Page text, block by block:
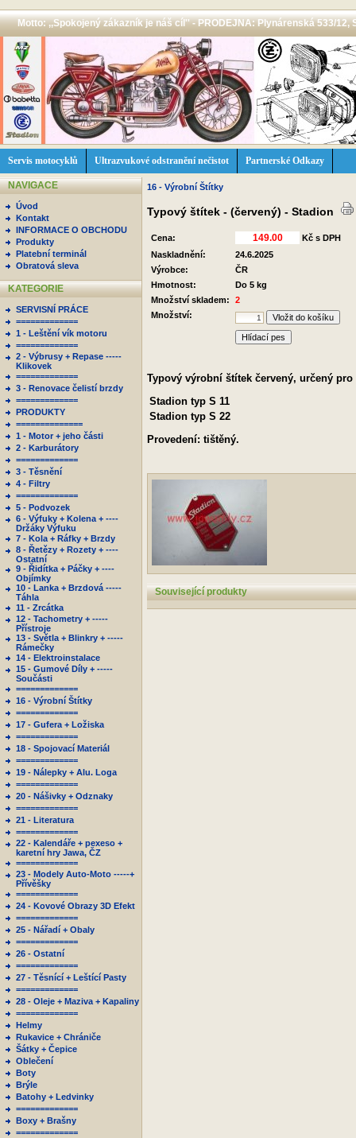
Motto: ,,Spokojený zákazník je náš cíl'' - PRODEJNA: Plynárenská 533/12,
Servis motocyklů Ultrazvukové odstranění nečistot Partnerské Odkazy
NAVIGACE
Úvod
Kontakt
INFORMACE O OBCHODU
Produkty
Platební terminál
Obratová sleva
KATEGORIE
SERVISNÍ PRÁCE
=============
1 - Leštění vík motoru
=============
2 - Výbrusy + Repase -----
Klikovek
=============
3 - Renovace čelistí brzdy
=============
PRODUKTY
==============
1 - Motor + jeho části
2 - Karburátory
=============
3 - Těsnění
4 - Filtry
=============
5 - Podvozek
6 - Výfuky + Kolena + ----
Držáky Výfuku
7 - Kola + Ráfky + Brzdy
8 - Řetězy + Rozety + ----
Ostatní
9 - Řidítka + Páčky + ----
Objímky
10 - Lanka + Brzdová -----
Táhla
11 - Zrcátka
12 - Tachometry + -----
Přístroje
13 - Světla + Blinkry + -----
Rámečky
14 - Elektroinstalace
15 - Gumové Díly + -----
Součásti
=============
16 - Výrobní Štítky
=============
17 - Gufera + Ložiska
=============
18 - Spojovací Materiál
=============
19 - Nálepky + Alu. Loga
=============
20 - Nášivky + Odznaky
=============
21 - Literatura
=============
22 - Kalendáře + pexeso +
karetní hry Jawa, ČZ
=============
23 - Modely Auto-Moto -----+
Přívěšky
=============
24 - Kovové Obrazy 3D Efekt
=============
25 - Nářadí + Obaly
=============
26 - Ostatní
=============
27 - Těsnící + Leštící Pasty
=============
28 - Oleje + Maziva + Kapaliny
=============
Helmy
Rukavice + Chrániče
Šátky + Čepice
Oblečení
Boty
Brýle
Batohy + Ledvinky
=============
Boxy + Brašny
=============
16 - Výrobní Štítky
Typový štítek - (červený) - Stadion
Cena:
Kč s DPH
Naskladnění:
24.6.2025
Výrobce:
ČR
Hmotnost:
Do 5 kg
Množství skladem:
2
Množství:
Hlídací pes
Typový výrobní štítek červený, určený
Stadion typ S 11
Stadion typ S 22
Provedení: tištěný.
Související produkty